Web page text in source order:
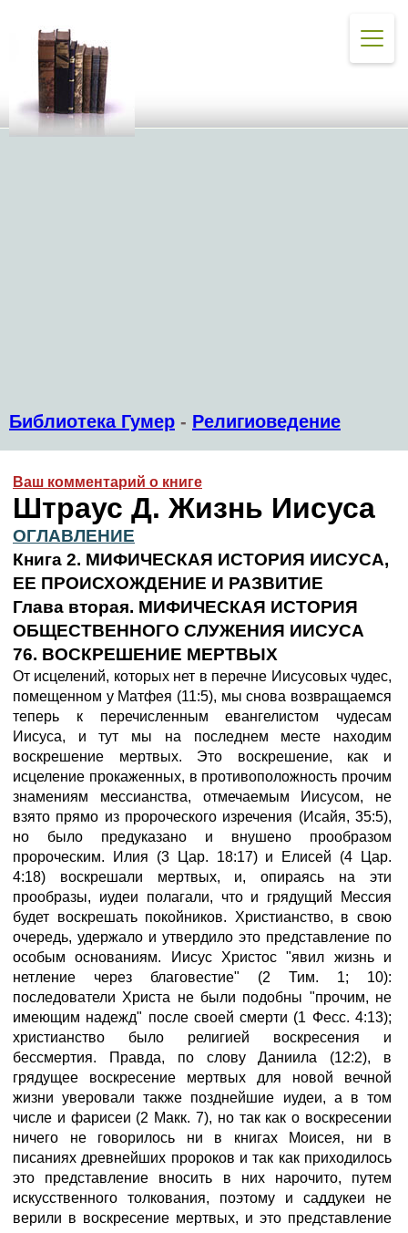
Библиотека Гумер - Религиоведение
Ваш комментарий о книге
Штраус Д. Жизнь Иисуса
ОГЛАВЛЕНИЕ
Книга 2. МИФИЧЕСКАЯ ИСТОРИЯ ИИСУСА,
ЕЕ ПРОИСХОЖДЕНИЕ И РАЗВИТИЕ
Глава вторая. МИФИЧЕСКАЯ ИСТОРИЯ
ОБЩЕСТВЕННОГО СЛУЖЕНИЯ ИИСУСА
76. ВОСКРЕШЕНИЕ МЕРТВЫХ
От исцелений, которых нет в перечне Иисусовых чудес,
помещенном у Матфея (11:5), мы снова возвращаемся
теперь к перечисленным евангелистом чудесам
Иисуса, и тут мы на последнем месте находим
воскрешение мертвых. Это воскрешение, как и
исцеление прокаженных, в противоположность прочим
знамениям мессианства, отмечаемым Иисусом, не
взято прямо из пророческого изречения (Исайя, 35:5),
но было предуказано и внушено прообразом
пророческим. Илия (3 Цар. 18:17) и Елисей (4 Цар.
4:18) воскрешали мертвых, и, опираясь на эти
прообразы, иудеи полагали, что и грядущий Мессия
будет воскрешать покойников. Христианство, в свою
очередь, удержало и утвердило это представление по
особым основаниям. Иисус Христос "явил жизнь и
нетление через благовестие" (2 Тим. 1; 10):
последователи Христа не были подобны "прочим, не
имеющим надежд" после своей смерти (1 Фесс. 4:13);
христианство было религией воскресения и
бессмертия. Правда, по слову Даниила (12:2), в
грядущее воскресение мертвых для новой вечной
жизни уверовали также позднейшие иудеи, а в том
числе и фарисеи (2 Макк. 7), но так как о воскресении
ничего не говорилось ни в книгах Моисея, ни в
писаниях древнейших пророков и так как приходилось
это представление вносить в них нарочито, путем
искусственного толкования, поэтому и саддукеи не
верили в воскресение мертвых, и это представление